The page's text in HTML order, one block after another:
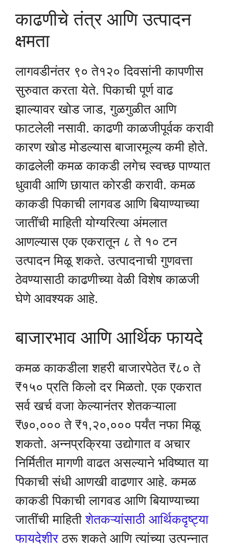
काढणीचे तंत्र आणि उत्पादन
क्षमता
लागवडीनंतर ९० ते१२० दिवसांनी कापणीस
सुरुवात करता येते. पिकाची पूर्ण वाढ
झाल्यावर खोड जाड, गुळगुळीत आणि
फाटलेली नसावी. काढणी काळजीपूर्वक करावी
कारण खोड मोडल्यास बाजारमूल्य कमी होते.
काढलेली कमळ काकडी लगेच स्वच्छ पाण्यात
धुवावी आणि छायात कोरडी करावी. कमळ
काकडी पिकाची लागवड आणि बियाण्याच्या
जातींची माहिती योग्यरित्या अंमलात
आणल्यास एक एकरातून ८ ते १० टन
उत्पादन मिळू शकते. उत्पादनाची गुणवत्ता
ठेवण्यासाठी काढणीच्या वेळी विशेष काळजी
घेणे आवश्यक आहे.
बाजारभाव आणि आर्थिक फायदे
कमळ काकडीला शहरी बाजारपेठेत ₹८० ते
₹१५० प्रति किलो दर मिळतो. एक एकरात
सर्व खर्च वजा केल्यानंतर शेतकऱ्याला
₹७०,००० ते ₹१,२०,००० पर्यंत नफा मिळू
शकतो. अन्नप्रक्रिया उद्योगात व अचार
निर्मितीत मागणी वाढत असल्याने भविष्यात या
पिकाची संधी आणखी वाढणार आहे. कमळ
काकडी पिकाची लागवड आणि बियाण्याच्या
जातींची माहितीशेतकऱ्यांसाठी आर्थिकदृष्ट्या
फायदेशीरठरू शकते आणि त्यांच्या उत्पन्नात